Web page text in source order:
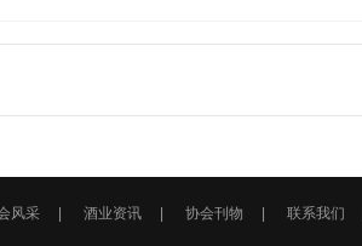
风采 酒业资讯 协会刊物 联系我们